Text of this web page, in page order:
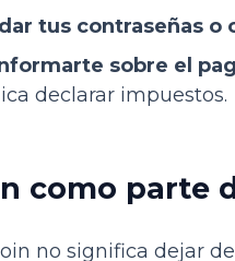
tus contraseñas o
sobre el
declarar impuestos.
como parte
no significa dejar